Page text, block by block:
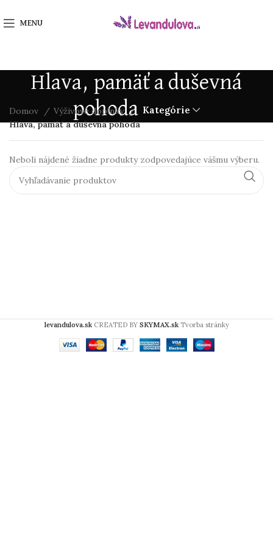
MENU
Hlava, pamäť a duševná
pohoda Kategórie
Domov
Výživové doplnky
Hlava, pamäť a duševná pohoda
Neboli nájdené žiadne produkty zodpovedajúce vášmu výberu.
levandulova.sk CREATED BY SKYMAX.skTvorba stránky